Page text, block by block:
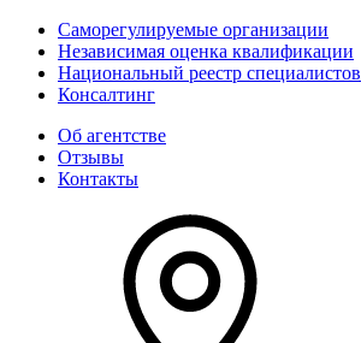
Саморегулируемые организации
Независимая оценка квалификации
Национальный реестр специалистов
Консалтинг
Об агентстве
Отзывы
Контакты